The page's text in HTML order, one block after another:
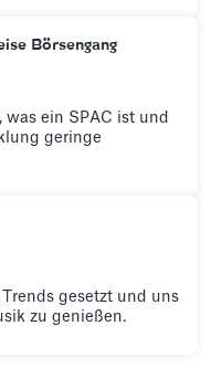
Börsengang
ein SPAC ist und
geringe
gesetzt und uns
zu genießen.